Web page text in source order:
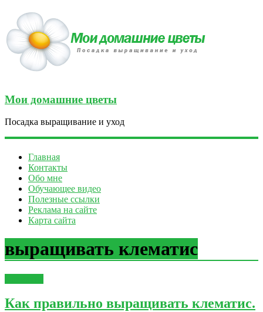
Мои домашние цветы
Посадка выращивание и уход
Главная
Контакты
Обо мне
Обучающее видео
Полезные ссылки
Реклама на сайте
Карта сайта
выращивать клематис
Как правильно выращивать клематис.